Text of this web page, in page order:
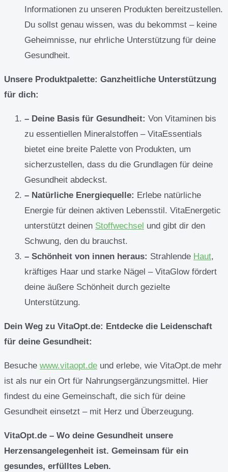
Informationen zu unseren Produkten bereitzustellen.
Du sollst genau wissen, was du bekommst – keine
Geheimnisse, nur ehrliche Unterstützung für deine
Gesundheit.
Unsere Produktpalette: Ganzheitliche Unterstützung
für dich:
– Deine Basis für Gesundheit: Von Vitaminen bis
zu essentiellen Mineralstoffen – VitaEssentials
bietet eine breite Palette von Produkten, um
sicherzustellen, dass du die Grundlagen für deine
Gesundheit abdeckst.
– Natürliche Energiequelle: Erlebe natürliche
Energie für deinen aktiven Lebensstil. VitaEnergetic
unterstützt deinen Stoffwechsel und gibt dir den
Schwung, den du brauchst.
– Schönheit von innen heraus: Strahlende Haut,
kräftiges Haar und starke Nägel – VitaGlow fördert
deine äußere Schönheit durch gezielte
Unterstützung.
Dein Weg zu VitaOpt.de: Entdecke die Leidenschaft
für deine Gesundheit:
Besuche www.vitaopt.de und erlebe, wie VitaOpt.de mehr
ist als nur ein Ort für Nahrungsergänzungsmittel. Hier
findest du eine Gemeinschaft, die sich für deine
Gesundheit einsetzt – mit Herz und Überzeugung.
VitaOpt.de – Wo deine Gesundheit unsere
Herzensangelegenheit ist. Gemeinsam für ein
gesundes, erfülltes Leben.